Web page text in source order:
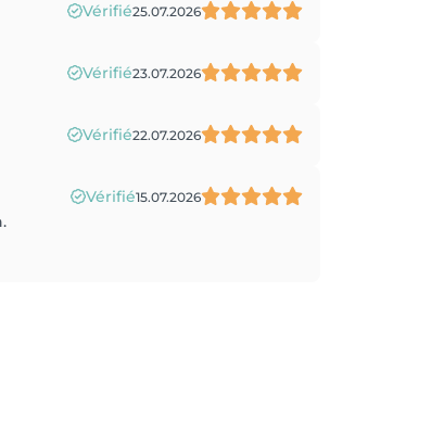
Vérifié25.07.2026
Vérifié23.07.2026
Vérifié22.07.2026
Vérifié15.07.2026